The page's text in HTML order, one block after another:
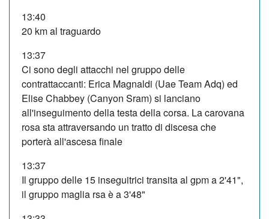
13:40
20 km al traguardo
13:37
Ci sono degli attacchi nel gruppo delle
contrattaccanti: Erica Magnaldi (Uae Team Adq) ed
Elise Chabbey (Canyon Sram) si lanciano
all'inseguimento della testa della corsa. La carovana
rosa sta attraversando un tratto di discesa che
porterà all'ascesa finale
13:37
Il gruppo delle 15 inseguitrici transita al gpm a 2'41",
il gruppo maglia rsa è a 3'48"